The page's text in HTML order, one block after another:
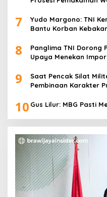
7
Yudo Margono: TNI
Bantu Korban
8
Panglima TNI Dorong
Upaya Menekan
9
Saat Pencak Silat
Pembinaan Karakter
10 Gus Lilur: MBG Pasti